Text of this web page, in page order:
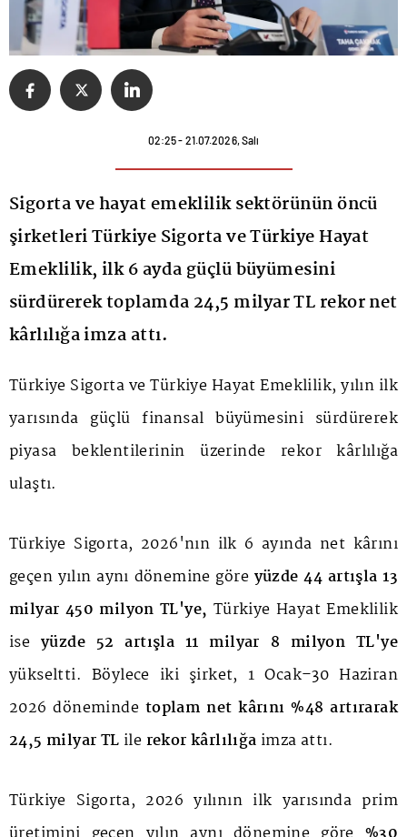
02:25 - 21.07.2026, Salı
Sigorta ve hayat emeklilik sektörünün öncü
şirketleri Türkiye Sigorta ve Türkiye Hayat
Emeklilik, ilk 6 ayda güçlü büyümesini
sürdürerek toplamda 24,5 milyar TL rekor net
kârlılığa imza attı.
Türkiye Sigorta ve Türkiye Hayat Emeklilik, yılın ilk
yarısında güçlü finansal büyümesini sürdürerek
piyasa beklentilerinin üzerinde rekor kârlılığa
ulaştı.
Türkiye Sigorta, 2026'nın ilk 6 ayında net kârını
geçen yılın aynı dönemine göre yüzde 44 artışla 13
milyar 450 milyon TL'ye, Türkiye Hayat Emeklilik
ise yüzde 52 artışla 11 milyar 8 milyon TL'ye
yükseltti. Böylece iki şirket, 1 Ocak–30 Haziran
2026 döneminde toplam net kârını %48 artırarak
24,5 milyar TL ilerekor kârlılığa imza attı.
Türkiye Sigorta, 2026 yılının ilk yarısında prim